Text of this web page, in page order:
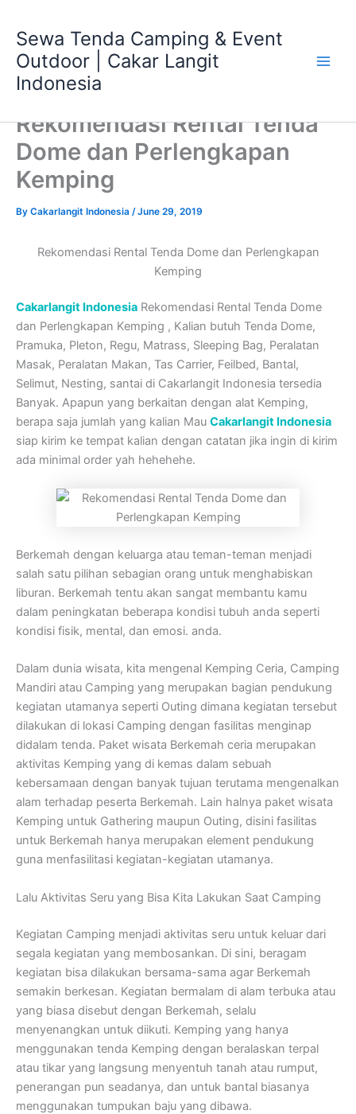
content
Sewa Tenda Camping & Event
Outdoor | Cakar Langit
Indonesia
Rekomendasi Rental Tenda
Dome dan Perlengkapan
Kemping
By Cakarlangit Indonesia /June 29, 2019
Rekomendasi Rental Tenda Dome dan Perlengkapan
Kemping
Cakarlangit Indonesia Rekomendasi Rental Tenda Dome
dan Perlengkapan Kemping , Kalian butuh Tenda Dome,
Pramuka, Pleton, Regu, Matrass, Sleeping Bag, Peralatan
Masak, Peralatan Makan, Tas Carrier, Feilbed, Bantal,
Selimut, Nesting, santai di Cakarlangit Indonesia tersedia
Banyak. Apapun yang berkaitan dengan alat Kemping,
berapa saja jumlah yang kalian Mau Cakarlangit Indonesia
siap kirim ke tempat kalian dengan catatan jika ingin di kirim
ada minimal order yah hehehehe.
Berkemah dengan keluarga atau teman-teman menjadi
salah satu pilihan sebagian orang untuk menghabiskan
liburan. Berkemah tentu akan sangat membantu kamu
dalam peningkatan beberapa kondisi tubuh anda seperti
kondisi fisik, mental, dan emosi. anda.
Dalam dunia wisata, kita mengenal Kemping Ceria, Camping
Mandiri atau Camping yang merupakan bagian pendukung
kegiatan utamanya seperti Outing dimana kegiatan tersebut
dilakukan di lokasi Camping dengan fasilitas menginap
didalam tenda. Paket wisata Berkemah ceria merupakan
aktivitas Kemping yang di kemas dalam sebuah
kebersamaan dengan banyak tujuan terutama mengenalkan
alam terhadap peserta Berkemah. Lain halnya paket wisata
Kemping untuk Gathering maupun Outing, disini fasilitas
untuk Berkemah hanya merupakan element pendukung
guna menfasilitasi kegiatan-kegiatan utamanya.
Lalu Aktivitas Seru yang Bisa Kita Lakukan Saat Camping
Kegiatan Camping menjadi aktivitas seru untuk keluar dari
segala kegiatan yang membosankan. Di sini, beragam
kegiatan bisa dilakukan bersama-sama agar Berkemah
semakin berkesan. Kegiatan bermalam di alam terbuka atau
yang biasa disebut dengan Berkemah, selalu
menyenangkan untuk diikuti. Kemping yang hanya
menggunakan tenda Kemping dengan beralaskan terpal
atau tikar yang langsung menyentuh tanah atau rumput,
penerangan pun seadanya, dan untuk bantal biasanya
menggunakan tumpukan baju yang dibawa.